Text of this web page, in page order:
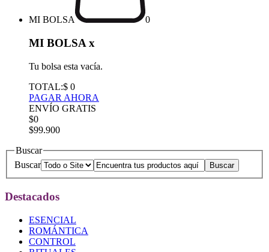
MI BOLSA 0
MI BOLSA x
Tu bolsa esta vacía.
TOTAL:$ 0
PAGAR AHORA
ENVÍO GRATIS
$0
$99.900
Buscar
Buscar
Destacados
ESENCIAL
ROMÁNTICA
CONTROL